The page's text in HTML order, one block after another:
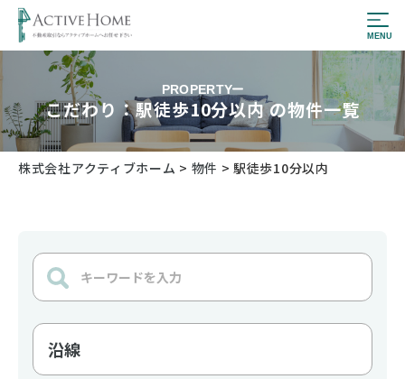
PROPERTY
こだわり：駅徒歩10分以内 の物件一覧
株式会社アクティブホーム > 物件 >駅徒歩10分以内